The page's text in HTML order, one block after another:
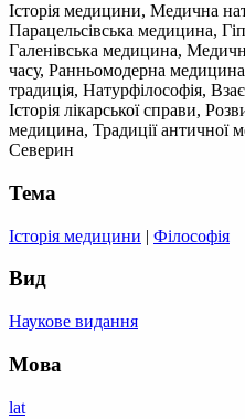
Історія медицини, Медична
Парацельсівська медицина,
Галенівська медицина,
часу, Ранньомодерна
традиція, Натурфілософія,
Історія лікарської справи,
медицина, Традиції античної
Северин
Тема
Історія медицини | Філософія
Вид
Наукове видання
Мова
lat